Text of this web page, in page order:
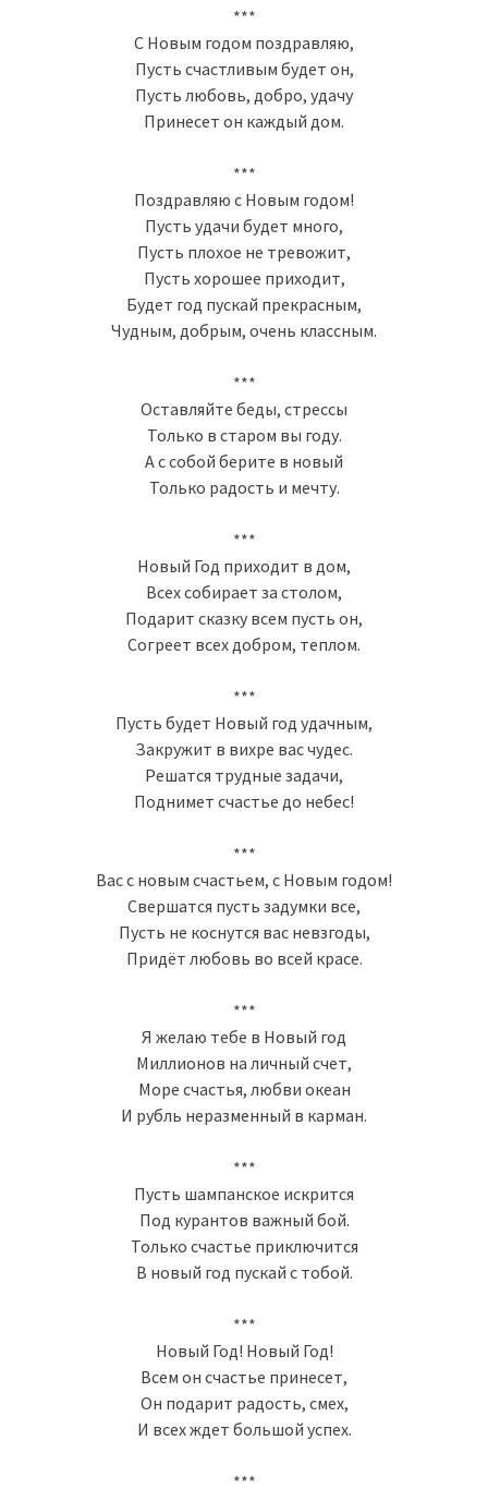
***
С Новым годом поздравляю,
Пусть счастливым будет он,
Пусть любовь, добро, удачу
Принесет он каждый дом.
***
Поздравляю с Новым годом!
Пусть удачи будет много,
Пусть плохое не тревожит,
Пусть хорошее приходит,
Будет год пускай прекрасным,
Чудным, добрым, очень классным.
***
Оставляйте беды, стрессы
Только в старом вы году.
А с собой берите в новый
Только радость и мечту.
***
Новый Год приходит в дом,
Всех собирает за столом,
Подарит сказку всем пусть он,
Согреет всех добром, теплом.
***
Пусть будет Новый год удачным,
Закружит в вихре вас чудес.
Решатся трудные задачи,
Поднимет счастье до небес!
***
Вас с новым счастьем, с Новым годом!
Свершатся пусть задумки все,
Пусть не коснутся вас невзгоды,
Придёт любовь во всей красе.
***
Я желаю тебе в Новый год
Миллионов на личный счет,
Море счастья, любви океан
И рубль неразменный в карман.
***
Пусть шампанское искрится
Под курантов важный бой.
Только счастье приключится
В новый год пускай с тобой.
***
Новый Год! Новый Год!
Всем он счастье принесет,
Он подарит радость, смех,
И всех ждет большой успех.
***